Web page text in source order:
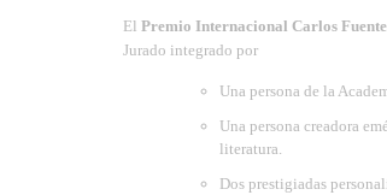
El Premio Internacional Carlos
Jurado integrado por
Una persona de la
Una persona creadora
literatura.
Dos prestigiadas